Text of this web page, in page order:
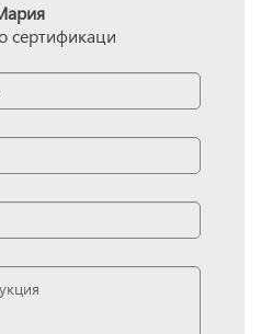
сертификаци